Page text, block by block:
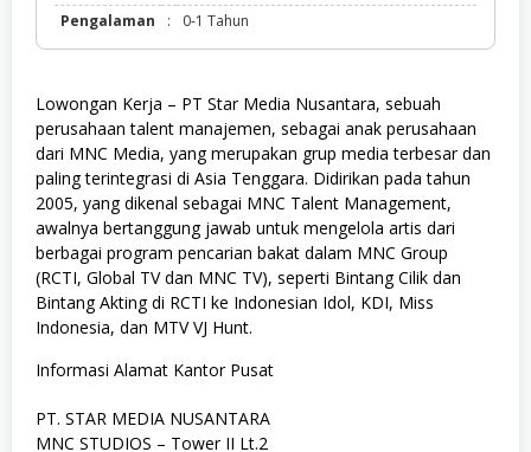
Pengalaman : 0-1 Tahun
Lowongan Kerja – PT Star Media Nusantara, sebuah
perusahaan talent manajemen, sebagai anak perusahaan
dari MNC Media, yang merupakan grup media terbesar dan
paling terintegrasi di Asia Tenggara. Didirikan pada tahun
2005, yang dikenal sebagai MNC Talent Management,
awalnya bertanggung jawab untuk mengelola artis dari
berbagai program pencarian bakat dalam MNC Group
(RCTI, Global TV dan MNC TV), seperti Bintang Cilik dan
Bintang Akting di RCTI ke Indonesian Idol, KDI, Miss
Indonesia, dan MTV VJ Hunt.
Informasi Alamat Kantor Pusat
PT. STAR MEDIA NUSANTARA
MNC STUDIOS – Tower II Lt.2